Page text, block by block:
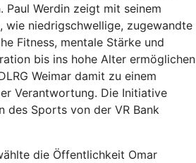
Paul Werdin zeigt mit seinem
wie niedrigschwellige, zugewandte
Fitness, mentale Stärke und
bis ins hohe Alter ermöglichen
Weimar damit zu einem
Verantwortung. Die Initiative
des Sports von der VR Bank
die Öffentlichkeit Omar